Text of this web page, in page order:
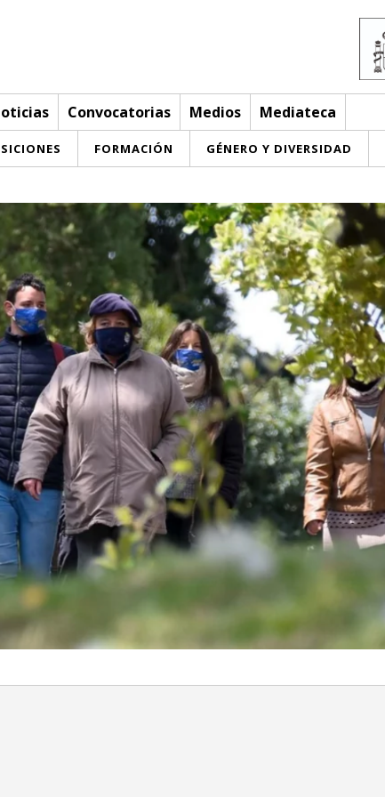
Convocatorias Medios Mediateca
FORMACIÓN GÉNERO Y DIVERSIDAD